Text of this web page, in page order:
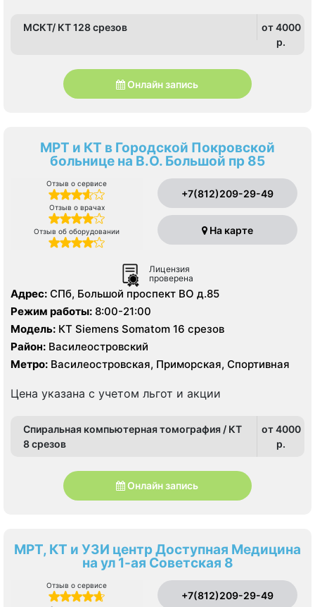
МСКТ/ КТ 128 срезов
от 4000
p.
Онлайн запись
МРТ и КТ в Городской Покровской
больнице на В.О. Большой пр 85
Отзыв о сервисе
Отзыв о врачах
Отзыв об оборудовании
+7(812)209-29-49
На карте
Лицензия
проверена
Адрес: СПб, Большой проспект ВО д.85
Режим работы: 8:00-21:00
Модель: КТ Siemens Somatom 16 срезов
Район: Василеостровский
Метро: Василеостровская, Приморская, Спортивная
Цена указана с учетом льгот и акции
Спиральная компьютерная томография / КТ
8 срезов
от 4000
p.
Онлайн запись
МРТ, КТ и УЗИ центр Доступная Медицина
на ул 1-ая Советская 8
Отзыв о сервисе
+7(812)209-29-49